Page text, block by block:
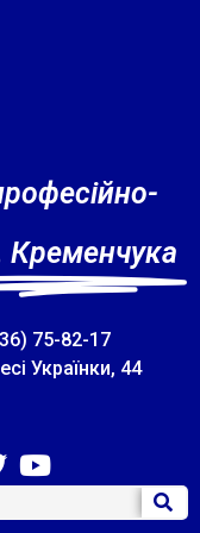
75-82-17
Українки, 44